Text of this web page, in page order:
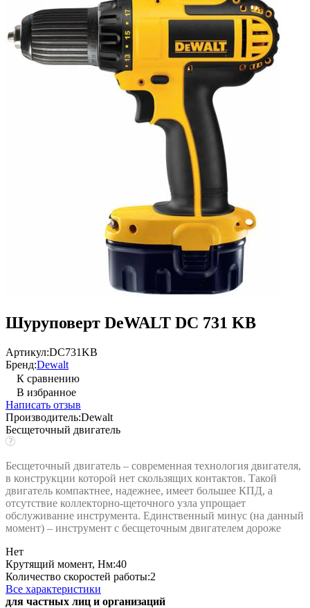
Шуруповерт DeWALT DC 731 KB
Артикул:DC731KB
Бренд:Dewalt
К сравнению
В избранное
Написать отзыв
Производитель:Dewalt
Бесщеточный двигатель
Бесщеточный двигатель – современная технология двигателя,
в конструкции которой нет скользящих контактов. Такой
двигатель компактнее, надежнее, имеет большее КПД, а
отсутствие коллекторно-щеточного узла упрощает
обслуживание инструмента. Единственный минус (на данный
момент) – инструмент с бесщеточным двигателем дороже
Нет
Крутящий момент, Нм:40
Количество скоростей работы:2
Все характеристики
для частных лиц и организаций